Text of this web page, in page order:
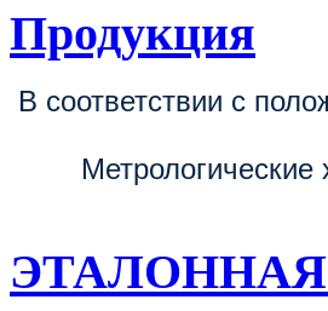
Продукция
В соответствии с
Метрологические
ЭТАЛОННАЯ